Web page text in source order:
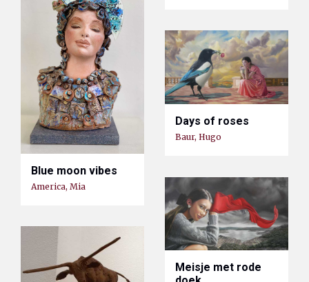
Blue moon vibes
America, Mia
Days of roses
Baur, Hugo
Meisje met rode